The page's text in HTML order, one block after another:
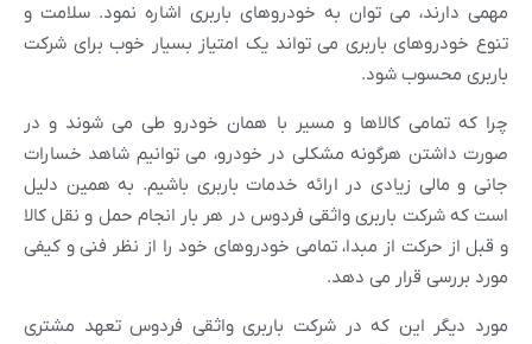
مهمی دارند، می توان به خودروهای باربری اشاره نمود. سلامت و
تنوع خودروهای باربری می تواند یک امتیاز بسیار خوب برای شرکت
باربری محسوب شود.
چرا که تمامی کالاها و مسیر با همان خودرو طی می شوند و در
صورت داشتن هرگونه مشکلی در خودرو، می توانیم شاهد خسارات
جانی و مالی زیادی در ارائه خدمات باربری باشیم. به همین دلیل
است که شرکت باربری واثقی فردوس در هر بار انجام حمل و نقل کالا
و قبل از حرکت از مبدا، تمامی خودروهای خود را از نظر فنی و کیفی
مورد بررسی قرار می دهد.
مورد دیگر این که در شرکت باربری واثقی فردوس تعهد مشتری